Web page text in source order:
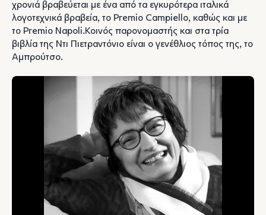
χρονιά βραβεύεται με ένα από τα εγκυρότερα ιταλικά
λογοτεχνικά βραβεία, το Premio Campiello, καθώς και με
το Premio Napoli.Κοινός παρονομαστής και στα τρία
βιβλία της Ντι Πιετραντόνιο είναι ο γενέθλιος τόπος της, το
Αμπρούτσο.